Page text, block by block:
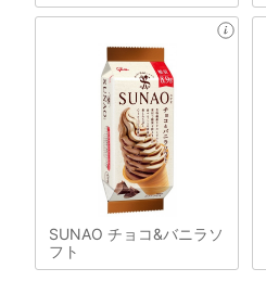
SUNAO チョコ&バニラソ
フト